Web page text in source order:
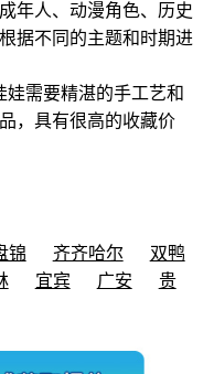
年人、动漫角色、历史
据不同的主题和时期进
需要精湛的手工艺和
，具有很高的收藏价
锦 齐齐哈尔
双鸭
宜宾 广安
贵